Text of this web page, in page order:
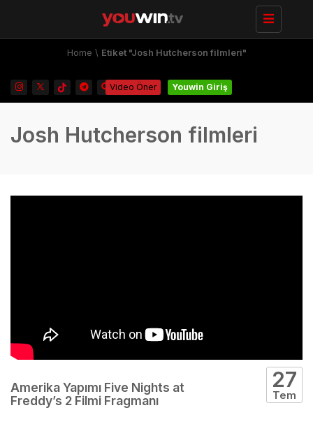
Toggle
navigation
Home \ Etiket "Josh Hutcherson filmleri"
Video Öner Youwin Giriş
Josh Hutcherson filmleri
Amerika Yapımı Five Nights at
Freddy’s 2 Filmi Fragmanı
27
Tem